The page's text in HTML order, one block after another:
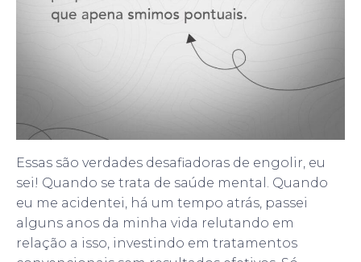
Essas são verdades desafiadoras de engolir, eu
sei! Quando se trata de saúde mental. Quando
eu me acidentei, há um tempo atrás, passei
alguns anos da minha vida relutando em
relação a isso, investindo em tratamentos